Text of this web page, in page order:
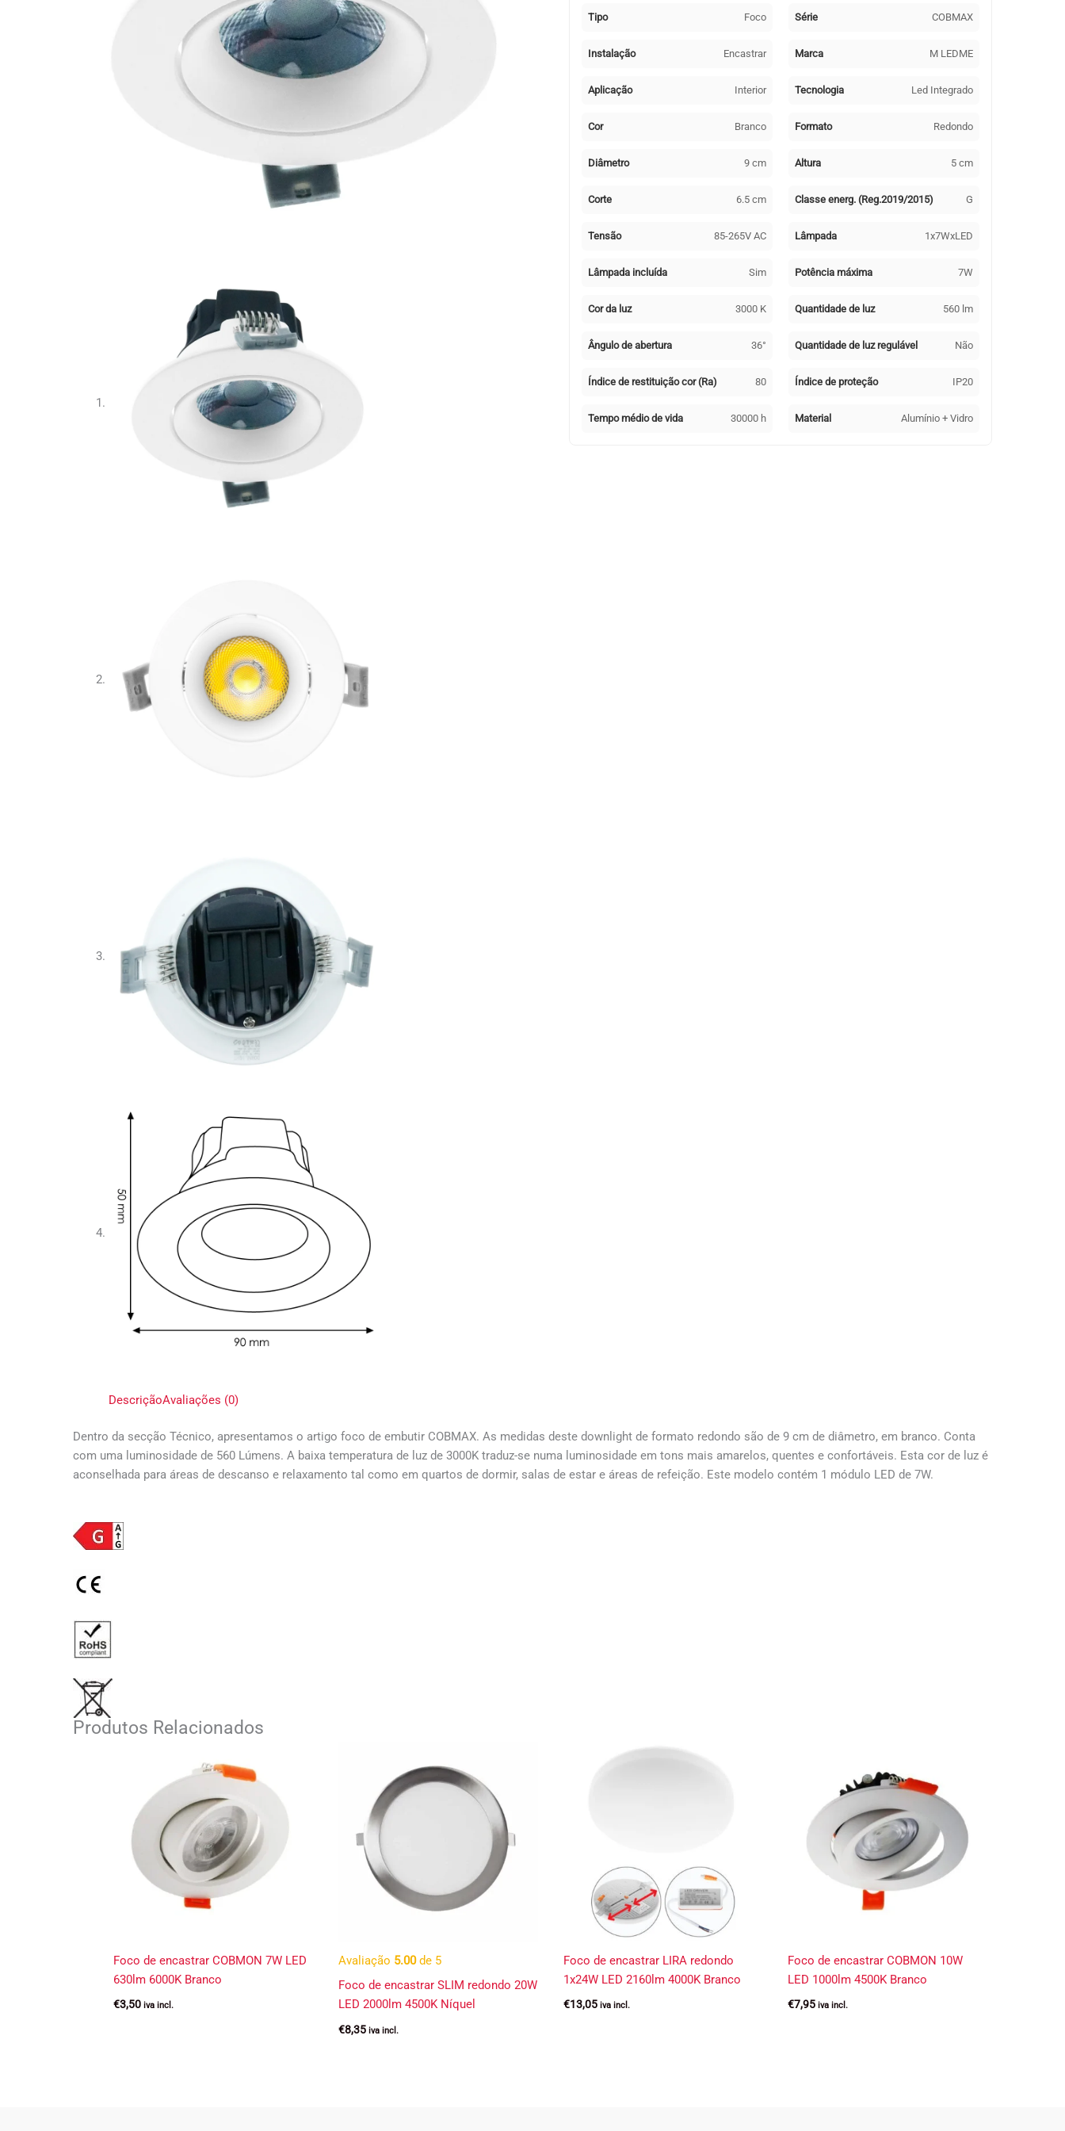
Tipo Foco Série COBMAX
Instalação Encastrar Marca M LEDME
Aplicação Interior Tecnologia Led Integrado
Cor Branco Formato Redondo
Diâmetro 9 cm Altura 5 cm
Corte 6.5 cm Classe energ. (Reg.2019/2015) G
Tensão 85-265V AC Lâmpada 1x7WxLED
Lâmpada incluída Sim Potência máxima 7W
Cor da luz 3000 K Quantidade de luz 560 lm
Ângulo de abertura 36° Quantidade de luz regulável Não
Índice de restituição cor (Ra) 80 Índice de proteção IP20
Tempo médio de vida 30000 h Material Alumínio + Vidro
DescriçãoAvaliações (0)
Dentro da secção Técnico, apresentamos o artigo foco de embutir COBMAX. As medidas deste downlight de formato redondo são de 9 cm de diâmetro, em branco. Conta
com uma luminosidade de 560 Lúmens. A baixa temperatura de luz de 3000K traduz-se numa luminosidade em tons mais amarelos, quentes e confortáveis. Esta cor de luz é
aconselhada para áreas de descanso e relaxamento tal como em quartos de dormir, salas de estar e áreas de refeição. Este modelo contém 1 módulo LED de 7W.
Produtos Relacionados
Foco de encastrar COBMON 7W LED
630lm 6000K Branco
€3,50 iva incl.
Avaliação 5.00de 5
Foco de encastrar SLIM redondo 20W
LED 2000lm 4500K Níquel
€8,35 iva incl.
Foco de encastrar LIRA redondo
1x24W LED 2160lm 4000K Branco
€13,05 iva incl.
Foco de encastrar COBMON 10W
LED 1000lm 4500K Branco
€7,95 iva incl.